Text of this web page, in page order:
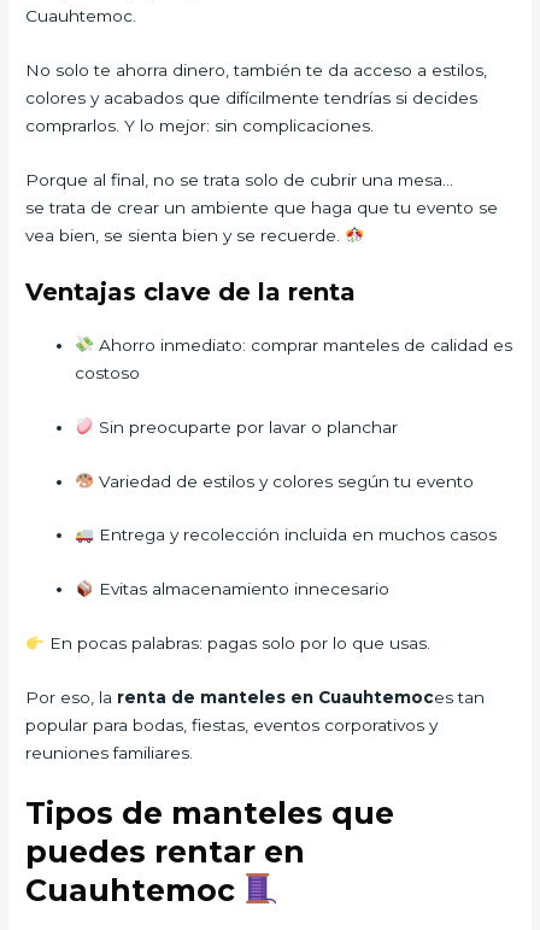
Cuauhtemoc.
No solo te ahorra dinero, también te da acceso a estilos,
colores y acabados que difícilmente tendrías si decides
comprarlos. Y lo mejor: sin complicaciones.
Porque al final, no se trata solo de cubrir una mesa…
se trata de crear un ambiente que haga que tu evento se
vea bien, se sienta bien y se recuerde.
Ventajas clave de la renta
Ahorro inmediato: comprar manteles de calidad es
costoso
Sin preocuparte por lavar o planchar
Variedad de estilos y colores según tu evento
Entrega y recolección incluida en muchos casos
Evitas almacenamiento innecesario
En pocas palabras: pagas solo por lo que usas.
Por eso, la renta de manteles en Cuauhtemoces tan
popular para bodas, fiestas, eventos corporativos y
reuniones familiares.
Tipos de manteles que
puedes rentar en
Cuauhtemoc